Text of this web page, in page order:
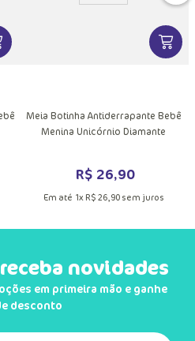
MAIS INFORMAÇÕES DOVER
Meia Botinha Antiderrapante Bebê
Menina Unicórnio Diamante
R$ 26,90
Em até 1x R$ 26, 90sem juros
novidades
em primeira mão e ganhe
desconto